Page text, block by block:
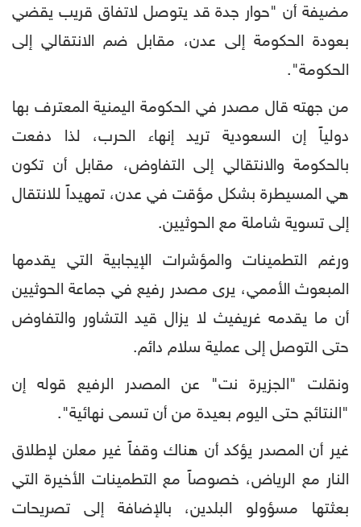
مضيفة أن "حوار جدة قد يتوصل لاتفاق قريب يقضي
بعودة الحكومة إلى عدن، مقابل ضم الانتقالي إلى
الحكومة".
من جهته قال مصدر في الحكومة اليمنية المعترف بها
دولياً إن السعودية تريد إنهاء الحرب، لذا دفعت
بالحكومة والانتقالي إلى التفاوض، مقابل أن تكون
هي المسيطرة بشكل مؤقت في عدن، تمهيداً للانتقال
إلى تسوية شاملة مع الحوثيين.
ورغم التطمينات والمؤشرات الإيجابية التي يقدمها
المبعوث الأممي، يرى مصدر رفيع في جماعة الحوثيين
أن ما يقدمه غريفيث لا يزال قيد التشاور والتفاوض
حتى التوصل إلى عملية سلام دائم.
ونقلت "الجزيرة نت" عن المصدر الرفيع قوله إن
"النتائج حتى اليوم بعيدة من أن تسمى نهائية".
غير أن المصدر يؤكد أن هناك وقفاً غير معلن لإطلاق
النار مع الرياض، خصوصاً مع التطمينات الأخيرة التي
بعثتها مسؤولو البلدين، بالإضافة إلى تصريحات